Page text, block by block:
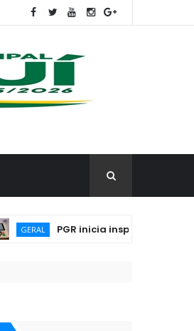
PGR inicia inspeção dos códigos-